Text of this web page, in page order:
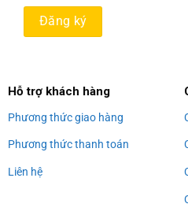
Hỗ trợ khách hàng
Phương thức giao hàng
Phương thức thanh toán
Liên hệ